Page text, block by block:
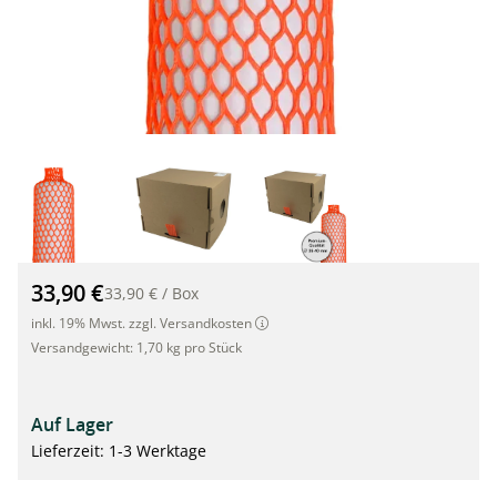
Netzschlauch orange PREMIUM, Ø 26-40mm,
33,90 €33,90 € / Box
inkl. 19% Mwst. zzgl. Versandkosten
Versandgewicht: 1,70 kg pro Stück
Auf Lager
Lieferzeit: 1-3 Werktage